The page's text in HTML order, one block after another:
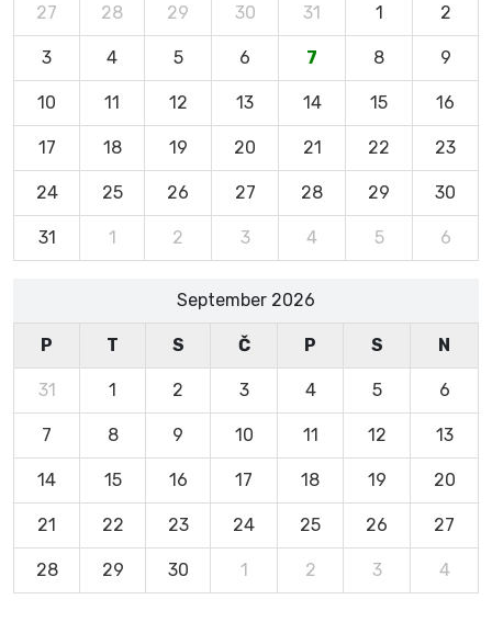
27 28 29 30 31 1 2
3 4 5 6 7 8 9
10 11 12 13 14 15 16
17 18 19 20 21 22 23
24 25 26 27 28 29 30
31 1 2 3 4 5 6
September 2026
P T S Č P S N
31 1 2 3 4 5 6
7 8 9 10 11 12 13
14 15 16 17 18 19 20
21 22 23 24 25 26 27
28 29 30 1 2 3 4